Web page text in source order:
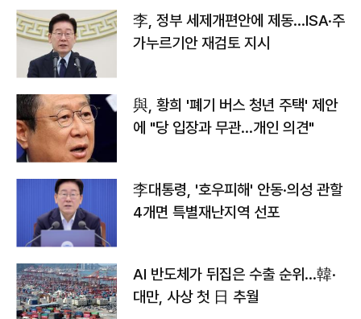
李, 정부 세제개편안에 제동…ISA·주
가누르기안 재검토 지시
與, 황희 '폐기 버스 청년 주택' 제안
에 "당 입장과 무관…개인 의견"
李대통령, '호우피해' 안동·의성 관할
4개면 특별재난지역 선포
AI 반도체가 뒤집은 수출 순위…韓·
대만, 사상 첫 日 추월